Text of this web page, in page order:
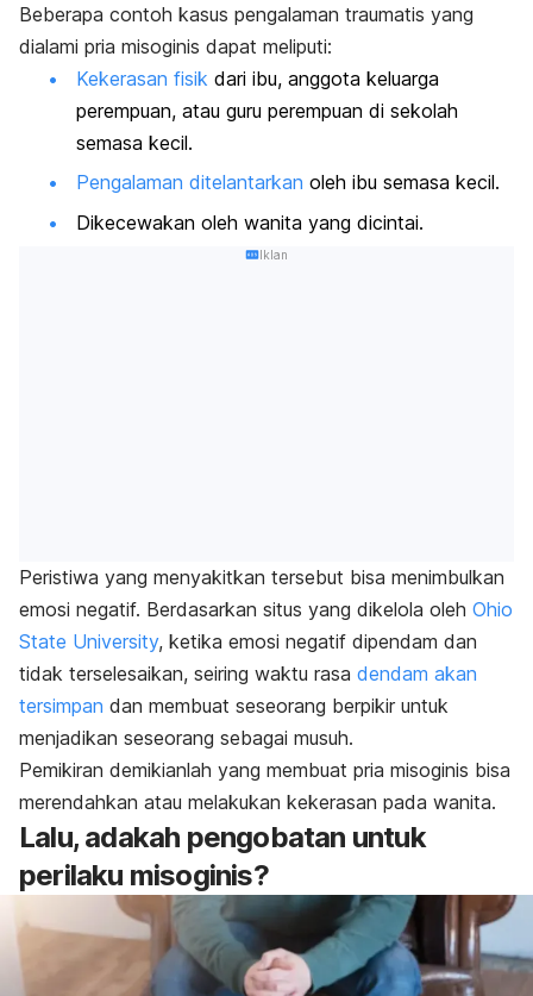
Beberapa contoh kasus pengalaman traumatis yang
dialami pria misoginis dapat meliputi:
Kekerasan fisik dari ibu, anggota keluarga
perempuan, atau guru perempuan di sekolah
semasa kecil.
Pengalaman ditelantarkan oleh ibu semasa kecil.
Dikecewakan oleh wanita yang dicintai.
Iklan
Peristiwa yang menyakitkan tersebut bisa menimbulkan
emosi negatif. Berdasarkan situs yang dikelola oleh Ohio
State University, ketika emosi negatif dipendam dan
tidak terselesaikan, seiring waktu rasa dendam akan
tersimpan dan membuat seseorang berpikir untuk
menjadikan seseorang sebagai musuh.
Pemikiran demikianlah yang membuat pria misoginis bisa
merendahkan atau melakukan kekerasan pada wanita.
Lalu, adakah pengobatan untuk
perilaku misoginis?